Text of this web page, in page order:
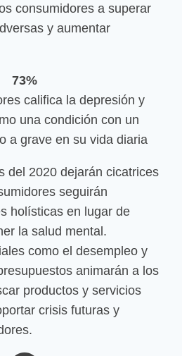
consumidores a superar
y aumentar
73%
califica la depresión y
una condición con un
a grave en su vida diaria
del 2020 dejarán cicatrices
seguirán
holísticas en lugar de
la salud mental.
como el desempleo y
animarán a los
productos y servicios
crisis futuras y